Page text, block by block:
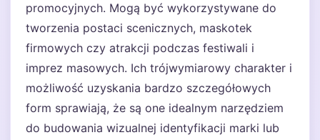
promocyjnych. Mogą być wykorzystywane do
tworzenia postaci scenicznych, maskotek
firmowych czy atrakcji podczas festiwali i
imprez masowych. Ich trójwymiarowy charakter i
możliwość uzyskania bardzo szczegółowych
form sprawiają, że są one idealnym narzędziem
do budowania wizualnej identyfikacji marki lub